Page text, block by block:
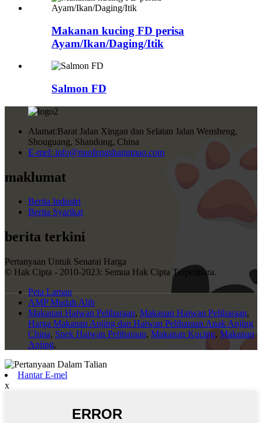
Makanan kucing FD perisa
Ayam/Ikan/Daging/Itik
Salmon FD
Alamat:Barat Jalan Xingan dan Selatan Jalan Wensheng,
Shouguang, Shandong, China
E-mel: info@nuofengshangmao.com
maklumat
Berita Industri
Berita Syarikat
berita terkini
Pertanyaan Untuk Senarai Harga
© Hak Cipta - 2010-2023: Semua Hak Cipta Terpelihara.
Peta Laman
AMP Mudah Alih
Makanan Haiwan Peliharaan, Makanan Haiwan Peliharaan,
Harga Makanan Anjing dan Haiwan Peliharaan Anak Anjing
China, Snek Haiwan Peliharaan, Makanan Kucing, Makanan
Anjing,
Hantar E-mel
x